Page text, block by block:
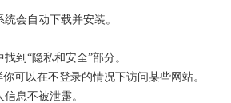
会自动下载并安装。
到“隐私和安全”部分。
可以在不登录的情况下访问某些网站。
息不被泄露。